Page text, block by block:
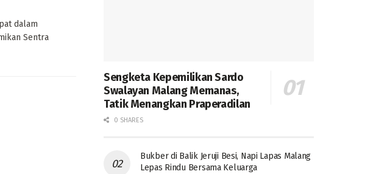
dalam
Sentra
Sengketa Kepemilikan Sardo
Swalayan Malang Memanas,
Tatik Menangkan Praperadilan
0 SHARES
Bukber di Balik Jeruji Besi, Napi Lapas Malang
Lepas Rindu Bersama Keluarga